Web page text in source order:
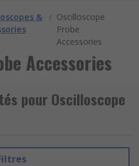
& / Oscilloscope
Probe
Accessories
Accessories
pour Oscilloscope